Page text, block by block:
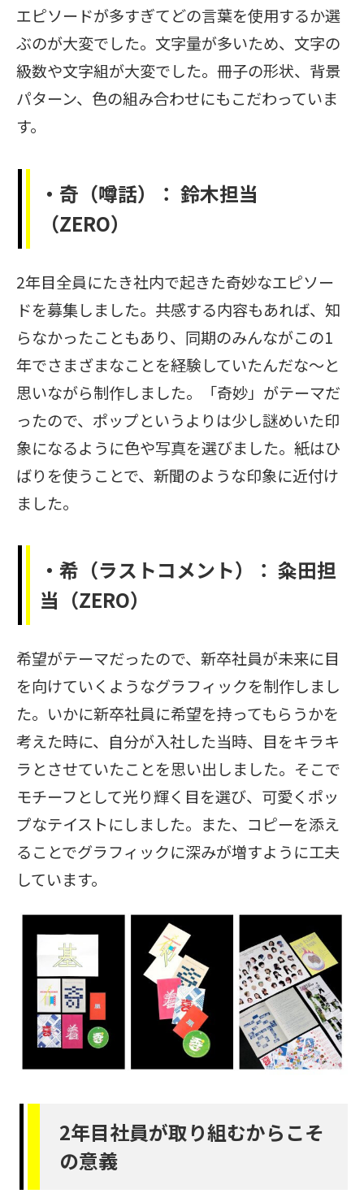
エピソードが多すぎてどの言葉を使用するか選
ぶのが大変でした。文字量が多いため、文字の
級数や文字組が大変でした。冊子の形状、背景
パターン、色の組み合わせにもこだわっていま
す。
・奇（噂話）： 鈴木担当
（ZERO）
2年目全員にたき社内で起きた奇妙なエピソー
ドを募集しました。共感する内容もあれば、知
らなかったこともあり、同期のみんながこの1
年でさまざまなことを経験していたんだな〜と
思いながら制作しました。「奇妙」がテーマだ
ったので、ポップというよりは少し謎めいた印
象になるように色や写真を選びました。紙はひ
ばりを使うことで、新聞のような印象に近付け
ました。
・希（ラストコメント）： 粂田担
当（ZERO）
希望がテーマだったので、新卒社員が未来に目
を向けていくようなグラフィックを制作しまし
た。いかに新卒社員に希望を持ってもらうかを
考えた時に、自分が入社した当時、目をキラキ
ラとさせていたことを思い出しました。そこで
モチーフとして光り輝く目を選び、可愛くポッ
プなテイストにしました。また、コピーを添え
ることでグラフィックに深みが増すように工夫
しています。
2年目社員が取り組むからこそ
の意義